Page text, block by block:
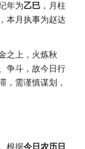
年为乙巳 ，月柱
本月执事为赵达
之上，火炼秋
争斗，故今日行
，需谨慎谋划，
根据今日农历日